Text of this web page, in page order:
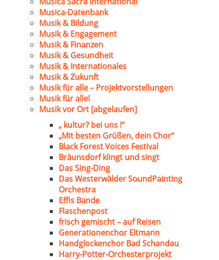
Musica-Datenbank
Musik & Bildung
Musik & Engagement
Musik & Finanzen
Musik & Gesundheit
Musik & Internationales
Musik & Zukunft
Musik für alle – Projektvorstellungen
Musik für alle!
Musik vor Ort [abgelaufen]
„ kultur? bei uns !“
„Mit besten Grüßen, dein Chor“
Black Forest Voices Festival
Bräunsdorf klingt und singt
Das Sing-Ding
Das Westerwälder SoundPainting
Orchestra
Effis Bande
Flaschenpost
frisch gemischt – auf Reisen
Generationenchor Eltmann
Handglockenchor Bad Schandau
Harry-Potter-Orchesterprojekt